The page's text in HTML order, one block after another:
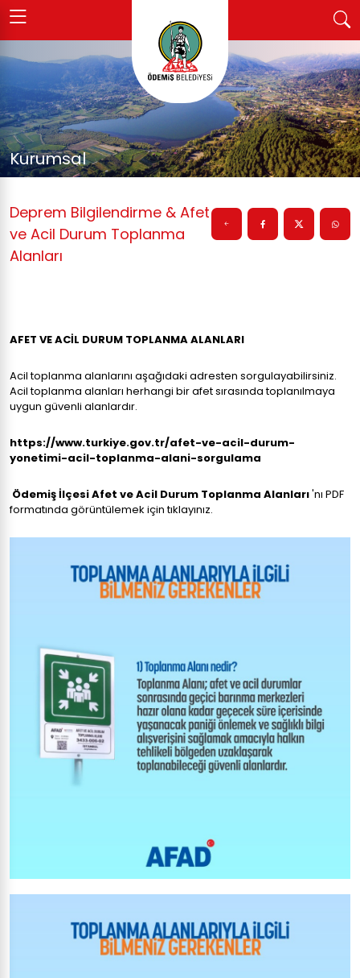
Kurumsal
Deprem Bilgilendirme & Afet
ve Acil Durum Toplanma
Alanları
AFET VE ACİL DURUM TOPLANMA ALANLARI
Acil toplanma alanlarını aşağıdaki adresten sorgulayabilirsiniz.
Acil toplanma alanları herhangi bir afet sırasında toplanılmaya
uygun güvenli alanlardır.
https://www.turkiye.gov.tr/afet-ve-acil-durum-
yonetimi-acil-toplanma-alani-sorgulama
Ödemiş İlçesi Afet ve Acil Durum Toplanma Alanları'nı PDF
formatında görüntülemek için tıklayınız.